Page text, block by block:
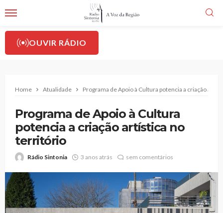
OUVIR RÁDIO
Home Atualidade Programa de Apoio à Cultura potencia a criação
Programa de Apoio à Cultura
potencia a criação artística no
território
Rádio Sintonia 3 anos atrás sem comentários